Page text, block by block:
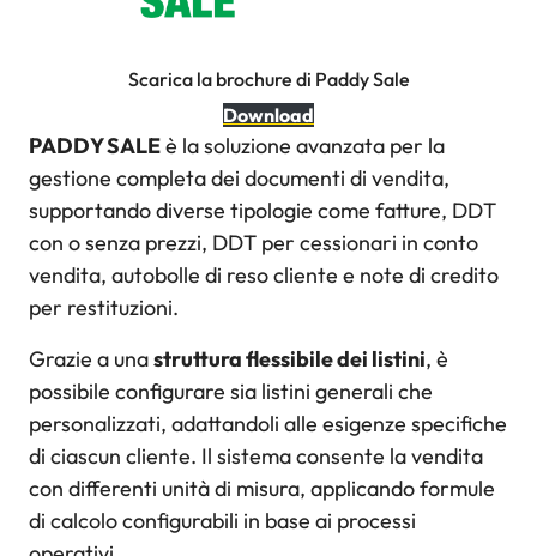
Scarica la brochure di Paddy Sale
Download
PADDY SALEè la soluzione avanzata per la
gestione completa dei documenti di vendita,
supportando diverse tipologie come fatture, DDT
con o senza prezzi, DDT per cessionari in conto
vendita, autobolle di reso cliente e note di credito
per restituzioni.
Grazie a unastruttura flessibile dei listini, è
possibile configurare sia listini generali che
personalizzati, adattandoli alle esigenze specifiche
di ciascun cliente. Il sistema consente la vendita
con differenti unità di misura, applicando formule
di calcolo configurabili in base ai processi